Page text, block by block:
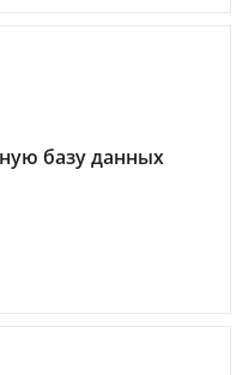
базу данных